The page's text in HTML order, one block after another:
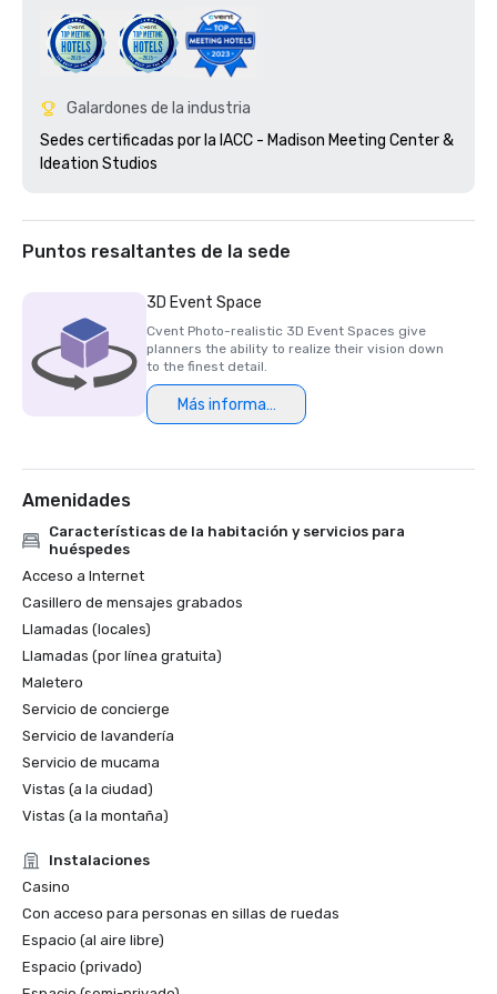
Galardones de la industria
Sedes certificadas por la IACC - Madison Meeting Center &
Ideation Studios
Puntos resaltantes de la sede
3D Event Space
Cvent Photo-realistic 3D Event Spaces give
planners the ability to realize their vision down
to the finest detail.
Más información
Amenidades
Características de la habitación y servicios para
huéspedes
Acceso a Internet
Casillero de mensajes grabados
Llamadas (locales)
Llamadas (por línea gratuita)
Maletero
Servicio de concierge
Servicio de lavandería
Servicio de mucama
Vistas (a la ciudad)
Vistas (a la montaña)
Instalaciones
Casino
Con acceso para personas en sillas de ruedas
Espacio (al aire libre)
Espacio (privado)